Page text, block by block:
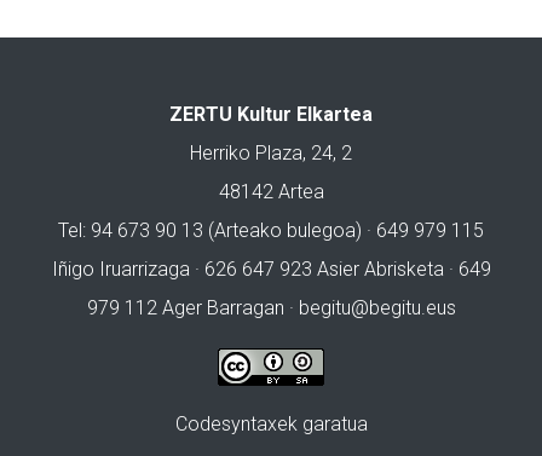
ZERTU Kultur Elkartea
Herriko Plaza, 24, 2
48142 Artea
Tel: 94 673 90 13 (Arteako bulegoa) · 649 979 115
Iñigo Iruarrizaga · 626 647 923 Asier Abrisketa · 649
979 112 Ager Barragan · begitu@begitu.eus
Codesyntaxek garatua